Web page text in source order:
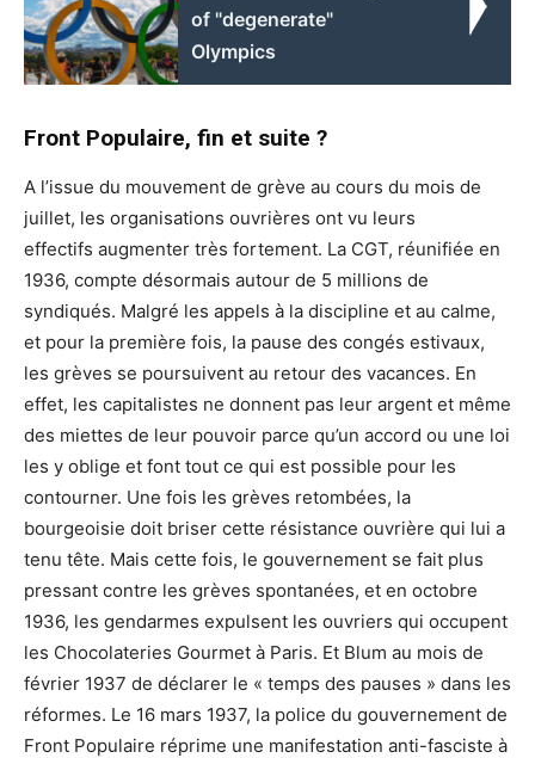
of "degenerate"
Olympics
Front Populaire, fin et suite ?
A l’issue du mouvement de grève au cours du mois de
juillet, les organisations ouvrières ont vu leurs
effectifs augmenter très fortement. La CGT, réunifiée en
1936, compte désormais autour de 5 millions de
syndiqués. Malgré les appels à la discipline et au calme,
et pour la première fois, la pause des congés estivaux,
les grèves se poursuivent au retour des vacances. En
effet, les capitalistes ne donnent pas leur argent et même
des miettes de leur pouvoir parce qu’un accord ou une loi
les y oblige et font tout ce qui est possible pour les
contourner. Une fois les grèves retombées, la
bourgeoisie doit briser cette résistance ouvrière qui lui a
tenu tête. Mais cette fois, le gouvernement se fait plus
pressant contre les grèves spontanées, et en octobre
1936, les gendarmes expulsent les ouvriers qui occupent
les Chocolateries Gourmet à Paris. Et Blum au mois de
février 1937 de déclarer le « temps des pauses » dans les
réformes. Le 16 mars 1937, la police du gouvernement de
Front Populaire réprime une manifestation anti-fasciste à